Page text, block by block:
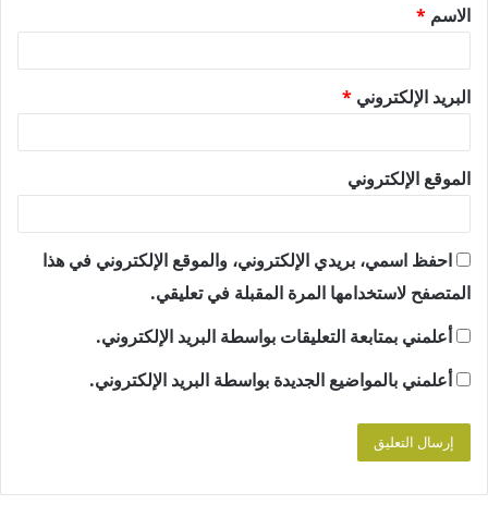
*
الاسم *
البريد الإلكتروني *
الموقع الإلكتروني
احفظ اسمي، بريدي الإلكتروني، والموقع الإلكتروني في هذا
المتصفح لاستخدامها المرة المقبلة في تعليقي.
أعلمني بمتابعة التعليقات بواسطة البريد الإلكتروني.
أعلمني بالمواضيع الجديدة بواسطة البريد الإلكتروني.